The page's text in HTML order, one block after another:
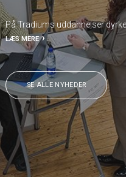
På Tradiums uddannelser
LÆS MERE
SE ALLE NYHEDER